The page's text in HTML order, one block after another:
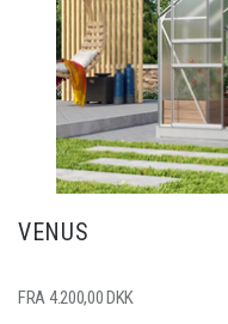
VENUS
FRA 4.200,00 DKK